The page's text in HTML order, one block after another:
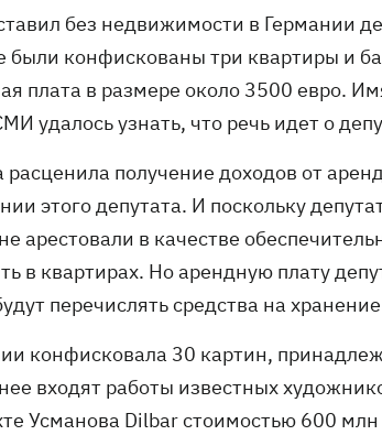
без недвижимости в Германии
были конфискованы три квартиры и
плата в размере около 3500 евро.
удалось узнать, что речь идет о
расценила получение доходов от
этого депутата. И поскольку
арестовали в качестве
в квартирах. Но арендную плату
перечислять средства на
конфисковала 30 картин,
входят работы известных
Усманова Dilbar стоимостью 600